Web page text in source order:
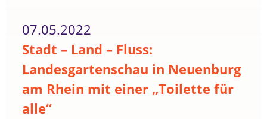
07.05.2022
Stadt – Land – Fluss:
Landesgartenschau in Neuenburg
am Rhein mit einer „Toilette für
alle“